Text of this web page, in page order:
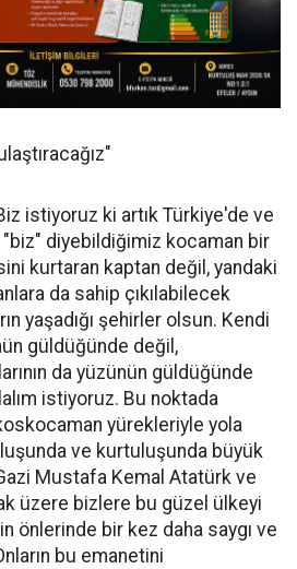
istiyoruz ki artık Türkiye'de ve
diyebildiğimiz kocaman bir
kurtaran kaptan değil, yandaki
da sahip çıkılabilecek
yaşadığı şehirler olsun. Kendi
güldüğünde değil,
da yüzünün güldüğünde
istiyoruz. Bu noktada
yürekleriyle yola
ve kurtuluşunda büyük
Mustafa Kemal Atatürk ve
üzere bizlere bu güzel ülkeyi
önlerinde bir kez daha saygı ve
bu emanetini